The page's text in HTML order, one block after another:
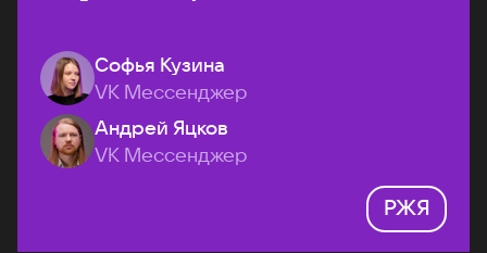
Софья Кузина
VK Мессенджер
Андрей Яцков
VK Мессенджер
РЖЯ